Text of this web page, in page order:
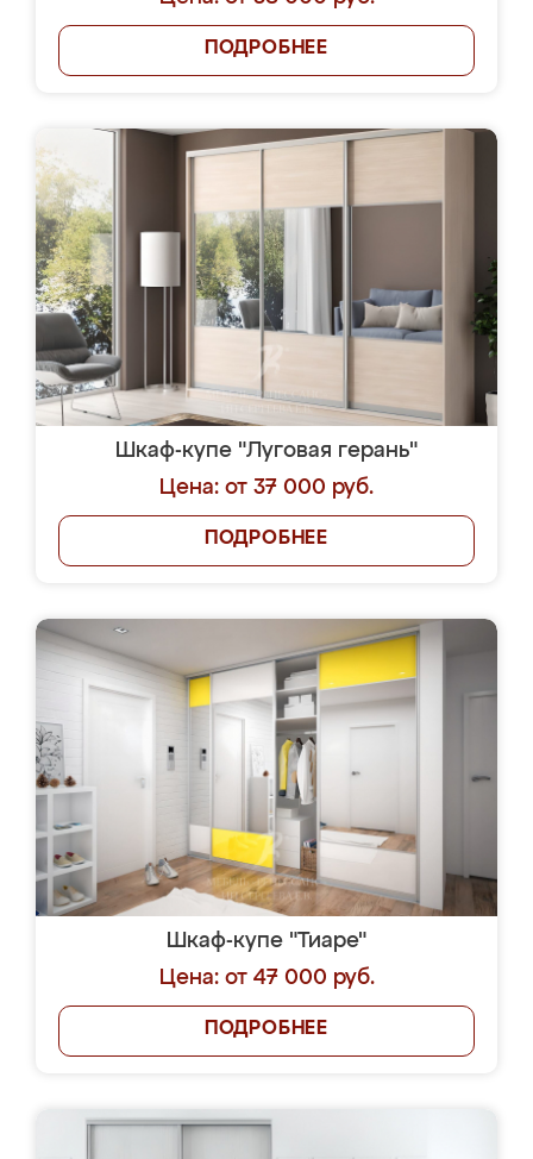
ПОДРОБНЕЕ
Шкаф-купе "Луговая герань"
Цена: от 37 000 руб.
ПОДРОБНЕЕ
Шкаф-купе "Тиаре"
Цена: от 47 000 руб.
ПОДРОБНЕЕ